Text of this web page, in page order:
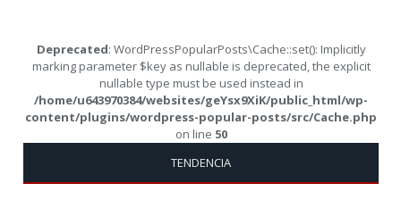
Deprecated: WordPressPopularPosts\Cache::set(): Implicitly
marking parameter $key as nullable is deprecated, the explicit
nullable type must be used instead in
/home/u643970384/websites/geYsx9XiK/public_html/wp-
content/plugins/wordpress-popular-posts/src/Cache.php
on line 50
TENDENCIA